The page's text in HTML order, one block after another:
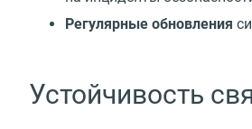
Регулярные обновления
Устойчивость